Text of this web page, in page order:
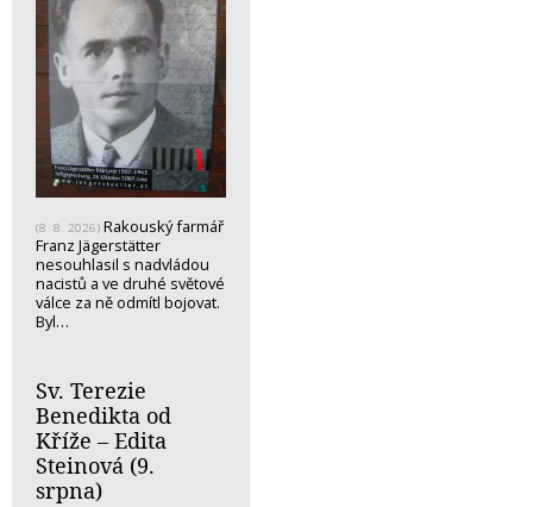
(8. 8. 2026) Rakouský farmář
Franz Jägerstätter
nesouhlasil s nadvládou
nacistů a ve druhé světové
válce za ně odmítl bojovat.
Byl…
Sv. Terezie
Benedikta od
Kříže – Edita
Steinová (9.
srpna)